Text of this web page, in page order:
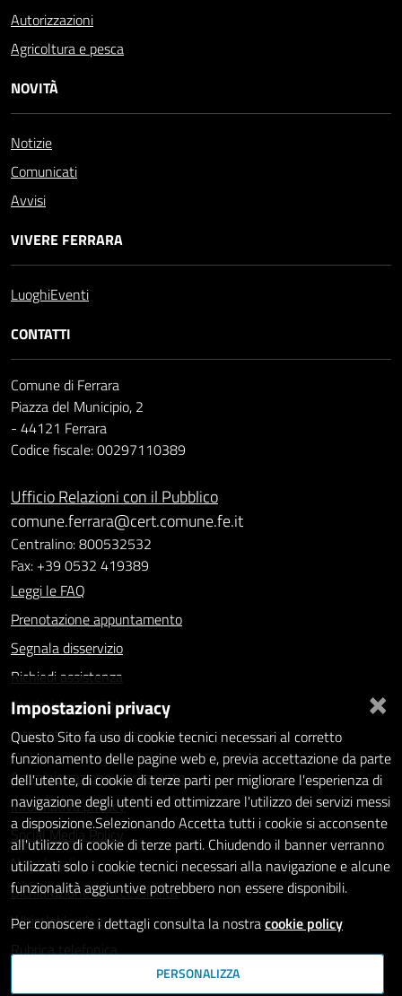
Autorizzazioni
Agricoltura e pesca
NOVITÀ
Notizie
Comunicati
Avvisi
VIVERE FERRARA
LuoghiEventi
CONTATTI
Comune di Ferrara
Piazza del Municipio, 2
- 44121 Ferrara
Codice fiscale: 00297110389
Ufficio Relazioni con il Pubblico
comune.ferrara@cert.comune.fe.it
Centralino: 800532532
Fax: +39 0532 419389
Leggi le FAQ
Prenotazione appuntamento
Segnala disservizio
Richiedi assistenza
Statistiche dei Siti web
Intranet - accesso riservato
Amministrazione trasparente
Informativa privacy
Social Media Policy
Note legali
Dichiarazione di accessibilità
Whistleblowing
Rubrica telefonica
SEGUICI SU
×
Impostazioni privacy
Questo Sito fa uso di cookie tecnici necessari al corretto
funzionamento delle pagine web e, previa accettazione da parte
dell'utente, di cookie di terze parti per migliorare l'esperienza di
navigazione degli utenti ed ottimizzare l'utilizzo dei servizi messi
a disposizione.Selezionando Accetta tutti i cookie si acconsente
all'utilizzo di cookie di terze parti. Chiudendo il banner verranno
utilizzati solo i cookie tecnici necessari alla navigazione e alcune
funzionalità aggiuntive potrebbero non essere disponibili.
Per conoscere i dettagli consulta la nostracookie policy
PERSONALIZZA